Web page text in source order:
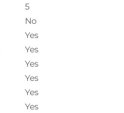
5
No
Yes
Yes
Yes
Yes
Yes
Yes